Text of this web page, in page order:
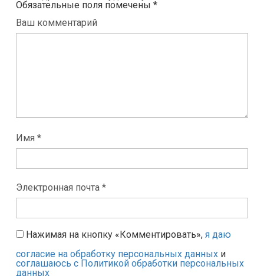
Обязательные поля помечены *
Ваш комментарий
Имя *
Электронная почта *
Нажимая на кнопку «Комментировать», я даю
согласие на обработку персональных данных и
соглашаюсь с Политикой обработки персональных
данных